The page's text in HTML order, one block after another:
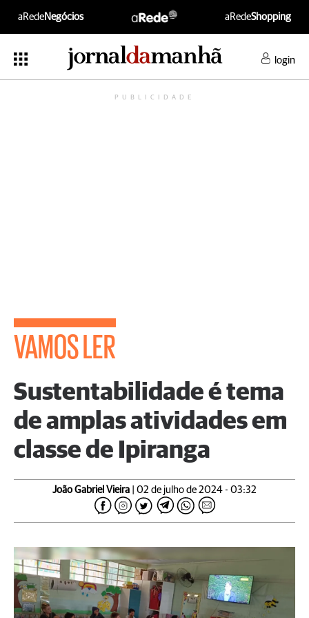
aRedeNegócios aRedeShopping
login
PUBLICIDADE
VAMOS LER
Sustentabilidade é tema
de amplas atividades em
classe de Ipiranga
João Gabriel Vieira | 02 de julho de 2024 - 03:32